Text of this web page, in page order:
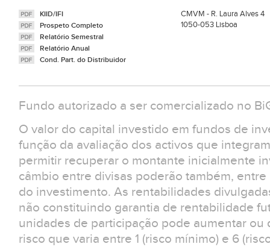
KIID/IFI
Prospeto Completo
Relatório Semestral
Relatório Anual
Cond. Part. do Distribuidor
CMVM - R. Laura Alves 4
1050-053 Lisboa
Fundo autorizado a ser comercializado no
O valor do capital investido em fundos de
função da avaliação dos activos que
permitir recuperar o montante inicialmente
câmbio entre divisas poderão também,
do investimento. As rentabilidades
não constituindo garantia de rentabilidade
unidades de participação pode aumentar
risco que varia entre 1 (risco mínimo) e 6